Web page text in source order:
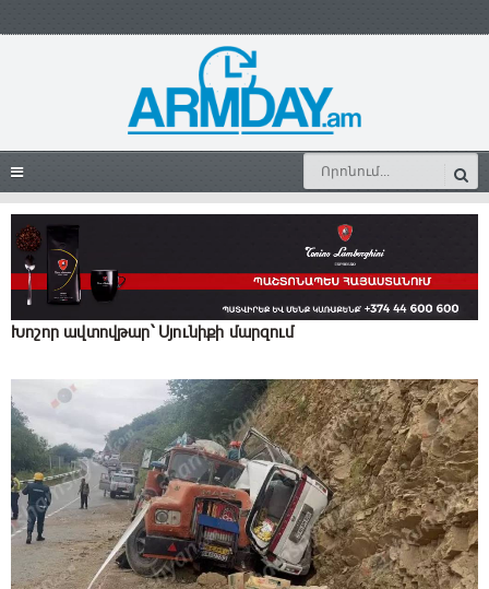
Խոշոր ավտովթար՝ Սյունիքի մարզում